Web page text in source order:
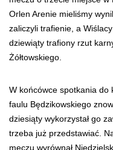
Orlen Arenie mieliśmy
zaliczyli trafienie, a
dziewiąty trafiony rzut
Żółtowskiego.
W końcówce spotkania do
faulu Będzikowskiego
dziesiąty wykorzystał go
trzeba już przedstawiać.
meczu wyrównał